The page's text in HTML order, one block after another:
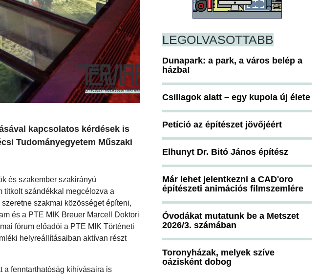
kapcsolatos kérdések is
Tudományegyetem Műszaki
és szakember szakirányú
titkolt szándékkal megcélozva a
szakmai közösséget építeni,
és a PTE MIK Breuer Marcell Doktori
fórum előadói a PTE MIK Történeti
helyreállításaiban aktívan részt
a fenntarthatóság kihívásaira is
LEGOLVASOTTABB
Dunapark: a park, a város belép a
házba!
Csillagok alatt – egy kupola új élete
Petíció az építészet jövőjéért
Elhunyt Dr. Bitó János építész
Már lehet jelentkezni a CAD'oro
építészeti animációs filmszemlére
Óvodákat mutatunk be a Metszet
2026/3. számában
Toronyházak, melyek szíve
oázisként dobog